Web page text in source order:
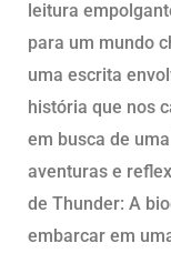
leitura
para um mundo
uma escrita
história que nos
em busca de
aventuras e
de Thunder: A
embarcar em